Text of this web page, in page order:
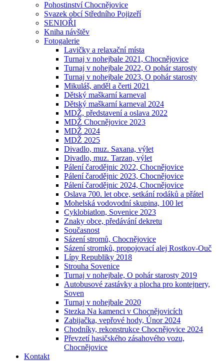
Pohostinství Chocnějovice
Svazek obcí Středního Pojizeří
SENIOŘI
Kniha návštěv
Fotogalerie
Lavičky a relaxační místa
Turnaj v nohejbale 2021, Chocnějovice
Turnaj v nohejbale 2022, O pohár starosty
Turnaj v nohejbale 2023, O pohár starosty
Mikuláš, anděl a čerti 2021
Dětský maškarní karneval
Dětský maškarní karneval 2024
MDŽ, představení a oslava 2022
MDŽ Chocnějovice 2023
MDŽ 2024
MDŽ 2025
Divadlo, muz. Saxana, výlet
Divadlo, muz. Tarzan, výlet
Pálení čarodějnic 2022, Chocnějovice
Pálení čarodějnic 2023, Chocnějovice
Pálení čarodějnic 2024, Chocnějovice
Oslava 700. let obce, setkání rodáků a přátel
Mohelská vodovodní skupina, 100 let
Cyklobiatlon, Sovenice 2023
Znaky obce, předávání dekretu
Současnost
Sázení stromů, Chocnějovice
Sázení stromků, propojovací alej Rostkov-Ouč
Lípy Republiky 2018
Strouha Sovenice
Turnaj v nohejbale, O pohár starosty 2019
Autobusové zastávky a plocha pro kontejnery,
Soven
Turnaj v nohejbale 2020
Stezka Na kamenci v Chocnějovicích
Zabijačka, vepřové hody, Únor 2024
Chodníky, rekonstrukce Chocnějovice 2024
Převzetí hasičského zásahového vozu,
Chocnějovice
Kontakt